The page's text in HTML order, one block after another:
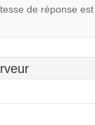
de réponse